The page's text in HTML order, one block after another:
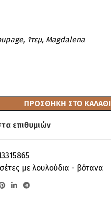
1τεμ, Magdalena
ΠΡΟΣΘΉΚΗ ΣΤΟ ΚΑΛΆΘΙ
επιθυμιών
με λουλούδια - βότανα